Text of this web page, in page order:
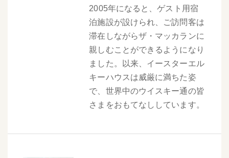
2005年になると、ゲスト用宿
泊施設が設けられ、ご訪問客は
滞在しながらザ・マッカランに
親しむことができるようになり
ました。以来、イースターエル
キーハウスは威厳に満ちた姿
で、世界中のウイスキー通の皆
さまをおもてなししています。